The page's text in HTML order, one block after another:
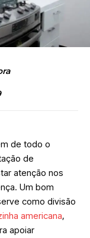
de todo o
de
atenção nos
Um bom
como divisão
americana,
apoiar